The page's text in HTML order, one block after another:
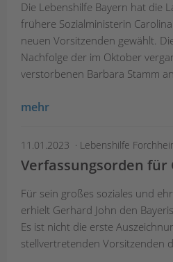
Die Lebenshilfe Bayern hat die
frühere Sozialministerin
neuen Vorsitzenden gewählt.
Nachfolge der im Oktober
verstorbenen Barbara Stamm
mehr
11.01.2023 Lebenshilfe
Verfassungsorden für
Für sein großes soziales und
erhielt Gerhard John den
Es ist nicht die erste
stellvertretenden Vorsitzenden